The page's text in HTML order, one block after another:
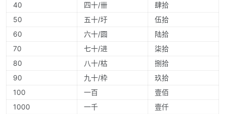
40
四十/卌
肆拾
50
五十/圩
伍拾
60
六十/圆
陆拾
70
七十/进
柒拾
80
八十/枯
捌拾
90
九十/枠
玖拾
100
一百
壹佰
1000
一千
壹仟